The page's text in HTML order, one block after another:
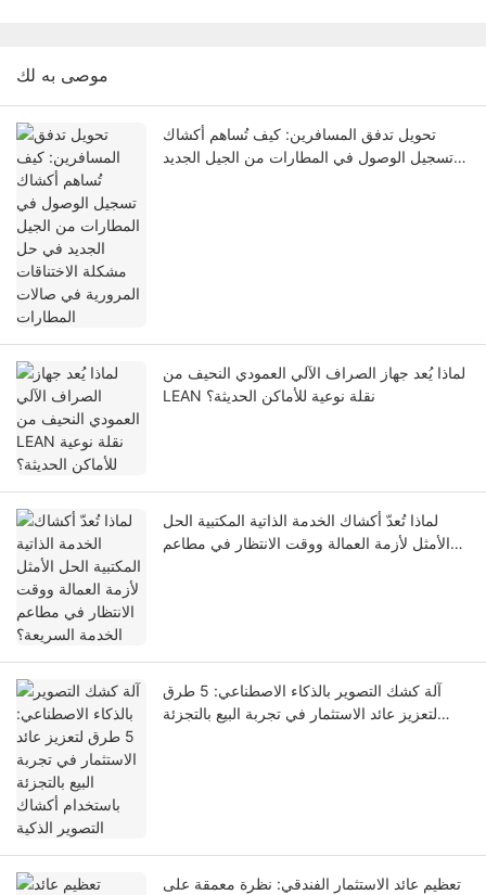
موصى به لك
تحويل تدفق المسافرين: كيف تُساهم أكشاك
تسجيل الوصول في المطارات من الجيل الجديد
لماذا يُعد جهاز الصراف الآلي العمودي النحيف من
LEAN نقلة نوعية للأماكن الحديثة؟
لماذا تُعدّ أكشاك الخدمة الذاتية المكتبية الحل
الأمثل لأزمة العمالة ووقت الانتظار في مطاعم
آلة كشك التصوير بالذكاء الاصطناعي: 5 طرق
لتعزيز عائد الاستثمار في تجربة البيع بالتجزئة
تعظيم عائد الاستثمار الفندقي: نظرة معمقة على